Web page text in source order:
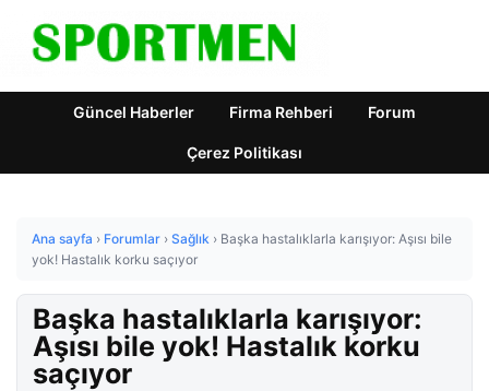
Güncel Haberler Firma Rehberi Forum
Çerez Politikası
Ana sayfa › Forumlar › Sağlık › Başka hastalıklarla karışıyor: Aşısı bile
yok! Hastalık korku saçıyor
Başka hastalıklarla karışıyor:
Aşısı bile yok! Hastalık korku
saçıyor